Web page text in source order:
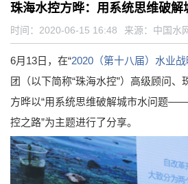
珠海水控方晔：用系统思维破解
时间：2020-06-15 16:48 来源： 中国水
6月13日，在“2020（第十八届）水业
团（以下简称“珠海水控”）高级顾问
方晔以“用系统思维破解城市水问题
控之路”为主题进行了分享。